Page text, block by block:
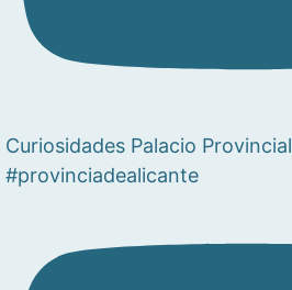
Curiosidades Palacio Provincial
#provinciadealicante